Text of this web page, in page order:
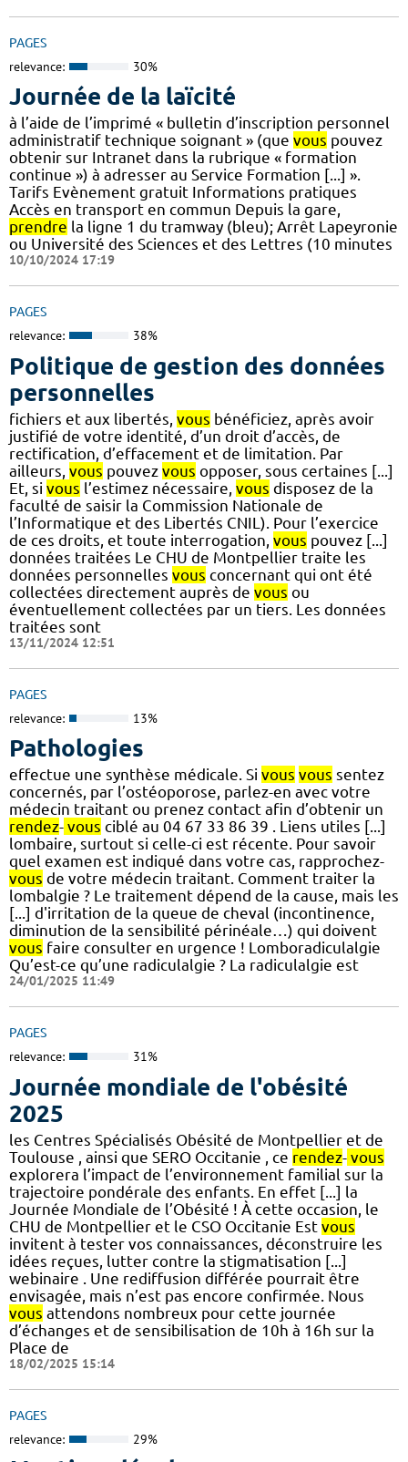
PAGES
relevance: 30%
Journée de la laïcité
à l’aide de l’imprimé « bulletin d’inscription personnel
administratif technique soignant » (que vous pouvez
obtenir sur Intranet dans la rubrique « formation
continue ») à adresser au Service Formation [...] ».
Tarifs Evènement gratuit Informations pratiques
Accès en transport en commun Depuis la gare,
prendre la ligne 1 du tramway (bleu); Arrêt Lapeyronie
ou Université des Sciences et des Lettres (10 minutes
10/10/2024 17:19
PAGES
relevance: 38%
Politique de gestion des données
personnelles
fichiers et aux libertés, vous bénéficiez, après avoir
justifié de votre identité, d’un droit d’accès, de
rectification, d’effacement et de limitation. Par
ailleurs, vous pouvez vous opposer, sous certaines [...]
Et, si vous l’estimez nécessaire, vous disposez de la
faculté de saisir la Commission Nationale de
l’Informatique et des Libertés CNIL). Pour l’exercice
de ces droits, et toute interrogation, vous pouvez [...]
données traitées Le CHU de Montpellier traite les
données personnelles vous concernant qui ont été
collectées directement auprès de vous ou
éventuellement collectées par un tiers. Les données
traitées sont
13/11/2024 12:51
PAGES
relevance: 13%
Pathologies
effectue une synthèse médicale. Si vous vous sentez
concernés, par l’ostéoporose, parlez-en avec votre
médecin traitant ou prenez contact afin d’obtenir un
rendez- vous ciblé au 04 67 33 86 39 . Liens utiles [...]
lombaire, surtout si celle-ci est récente. Pour savoir
quel examen est indiqué dans votre cas, rapprochez-
vous de votre médecin traitant. Comment traiter la
lombalgie ? Le traitement dépend de la cause, mais les
[...] d'irritation de la queue de cheval (incontinence,
diminution de la sensibilité périnéale…) qui doivent
vous faire consulter en urgence ! Lomboradiculalgie
Qu’est-ce qu’une radiculalgie ? La radiculalgie est
24/01/2025 11:49
PAGES
relevance: 31%
Journée mondiale de l'obésité
2025
les Centres Spécialisés Obésité de Montpellier et de
Toulouse , ainsi que SERO Occitanie , ce rendez- vous
explorera l’impact de l’environnement familial sur la
trajectoire pondérale des enfants. En effet [...] la
Journée Mondiale de l’Obésité ! À cette occasion, le
CHU de Montpellier et le CSO Occitanie Est vous
invitent à tester vos connaissances, déconstruire les
idées reçues, lutter contre la stigmatisation [...]
webinaire . Une rediffusion différée pourrait être
envisagée, mais n’est pas encore confirmée. Nous
vous attendons nombreux pour cette journée
d’échanges et de sensibilisation de 10h à 16h sur la
Place de
18/02/2025 15:14
PAGES
relevance: 29%